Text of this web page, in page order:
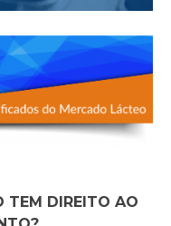
TEM DIREITO AO